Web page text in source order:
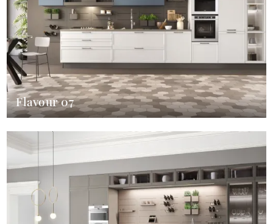
Flavour 07